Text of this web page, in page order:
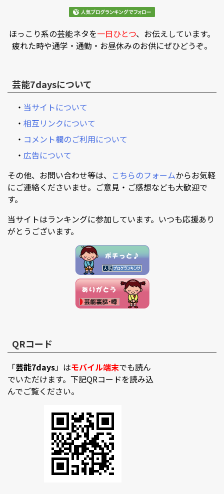
ほっこり系の芸能ネタを一日ひとつ、お伝えしています。
疲れた時や通学・通勤・お昼休みのお供にぜひどうぞ。
芸能7daysについて
・ 当サイトについて
・ 相互リンクについて
・ コメント欄のご利用について
・ 広告について
その他、お問い合わせ等は、 こちらのフォームからお気軽
にご連絡くださいませ。ご意見・ご感想なども大歓迎で
す。
当サイトはランキングに参加しています。いつも応援あり
がとうございます。
QRコード
「芸能7days」はモバイル端末でも読ん
でいただけます。下記QRコードを読み込
んでご覧ください。